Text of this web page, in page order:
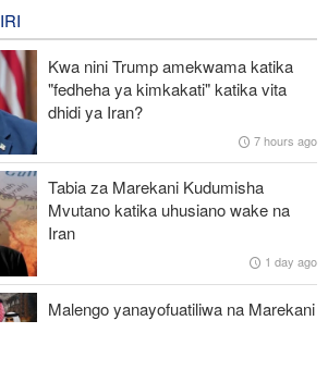
Afrika Kusini kupinga chuki dhidi
Wikipedia imekuwa chombo cha
taasisi zingine zenye nguvu
vituo vya nishati vya Saudi baada ya nchi
na Hajjah
makubaliano mapya ya ushirikiano wa
Kwa nini Trump amekwama katika
"fedheha ya kimkakati" katika vita
dhidi ya Iran?
7 hours ago
Tabia za Marekani Kudumisha
Mvutano katika uhusiano wake na
Iran
1 day ago
Malengo yanayofuatiliwa na Marekani